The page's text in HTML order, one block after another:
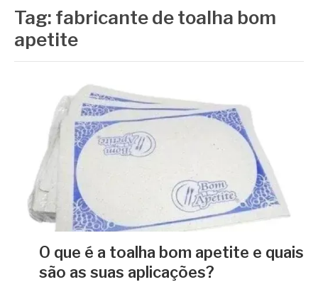
Tag: fabricante de toalha bom
apetite
O que é a toalha bom apetite e quais
são as suas aplicações?